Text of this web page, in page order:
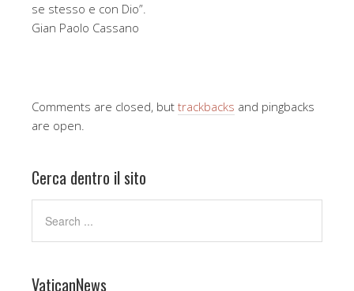
se stesso e con Dio”.
Gian Paolo Cassano
Comments are closed, but trackbacks and pingbacks
are open.
Cerca dentro il sito
VaticanNews